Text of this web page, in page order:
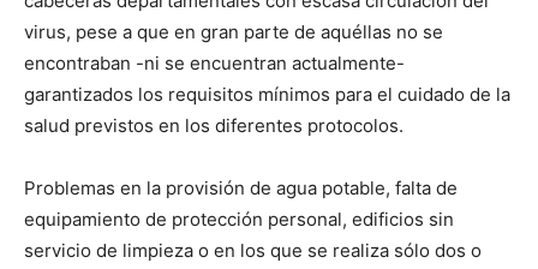
virus, pese a que en gran parte de aquéllas no se
encontraban -ni se encuentran actualmente-
garantizados los requisitos mínimos para el cuidado de la
salud previstos en los diferentes protocolos.
Problemas en la provisión de agua potable, falta de
equipamiento de protección personal, edificios sin
servicio de limpieza o en los que se realiza sólo dos o